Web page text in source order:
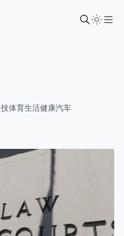
科技 体育 生活 健康 汽车